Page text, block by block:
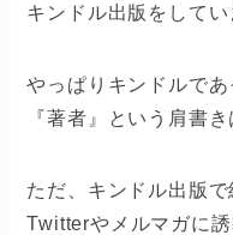
キンドル出版をしてい
やっぱりキンドルであ
『著者』という肩書
ただ、キンドル出版で
Twitterやメルマガに誘